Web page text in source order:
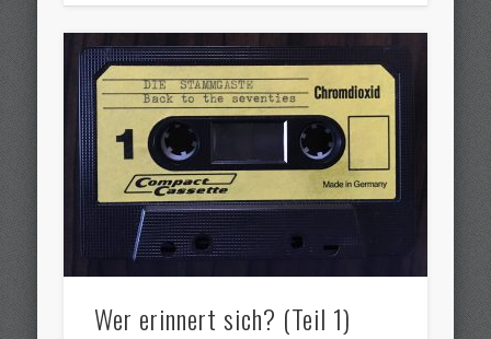
Wer erinnert sich? (Teil 1)